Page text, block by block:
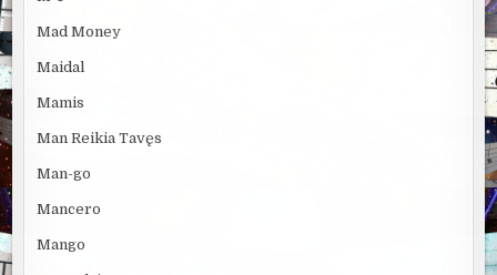
Mad Money
Maidal
Mamis
Man Reikia Tavęs
Man-go
Mancero
Mango